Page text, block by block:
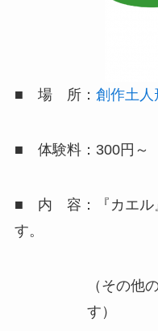
■ 場 所： 創作土
■ 体験料：300円～
■ 内 容：『カエル
す。
（その他
す）